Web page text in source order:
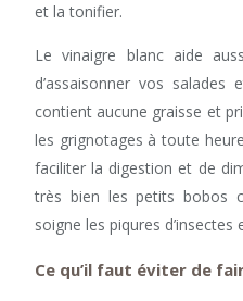
et la tonifier.
Le vinaigre blanc aide
d’assaisonner vos
contient aucune graisse et
les grignotages à toute
faciliter la digestion et de
très bien les petits bobos
soigne les piqures
Ce qu’il faut éviter de